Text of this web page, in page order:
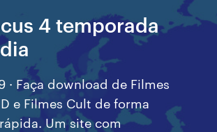
4 temporada
· Faça download de Filmes
e Filmes Cult de forma
Um site com